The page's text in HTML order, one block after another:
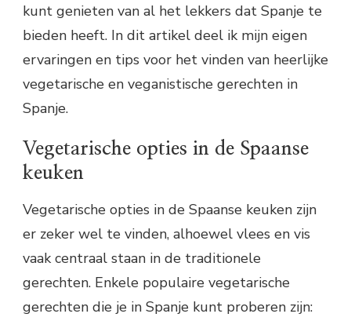
kunt genieten van al het lekkers dat Spanje te
bieden heeft. In dit artikel deel ik mijn eigen
ervaringen en tips voor het vinden van heerlijke
vegetarische en veganistische gerechten in
Spanje.
Vegetarische opties in de Spaanse
keuken
Vegetarische opties in de Spaanse keuken zijn
er zeker wel te vinden, alhoewel vlees en vis
vaak centraal staan in de traditionele
gerechten. Enkele populaire vegetarische
gerechten die je in Spanje kunt proberen zijn: